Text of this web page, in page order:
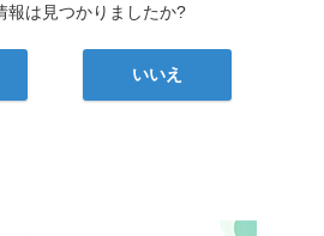
報は見つかりましたか?
いいえ